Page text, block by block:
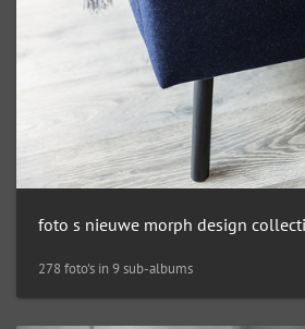
foto s nieuwe morph design
278 foto's in 9 sub-albums